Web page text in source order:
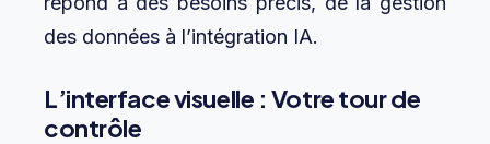
des données à l’intégration IA.
L’interface visuelle : Votre tour de
contrôle